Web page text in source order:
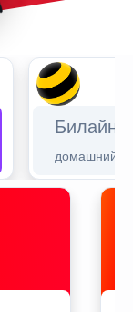
Билайн
домашний